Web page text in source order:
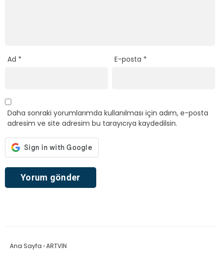
Ad * E-posta *
Daha sonraki yorumlarımda kullanılması için adım, e-posta
adresim ve site adresim bu tarayıcıya kaydedilsin.
Ana Sayfa ›ARTVİN